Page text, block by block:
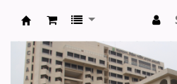
BCS Administration